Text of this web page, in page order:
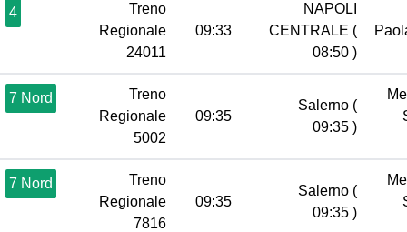
4
Treno
Regionale
24011
09:33
NAPOLI
CENTRALE (
08:50 )
7 Nord
Treno
Regionale
5002
09:35
Salerno (
09:35 )
7 Nord
Treno
Regionale
7816
09:35
Salerno (
09:35 )